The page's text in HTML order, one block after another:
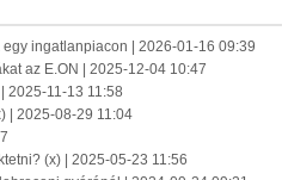
ingatlanpiacon | 2026-01-16 09:39
az E.ON | 2025-12-04 10:47
2025-11-13 11:58
| 2025-08-29 11:04
(x) | 2025-05-23 11:56